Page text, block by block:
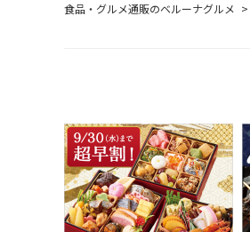
食品・グルメ通販のベルーナグルメ >